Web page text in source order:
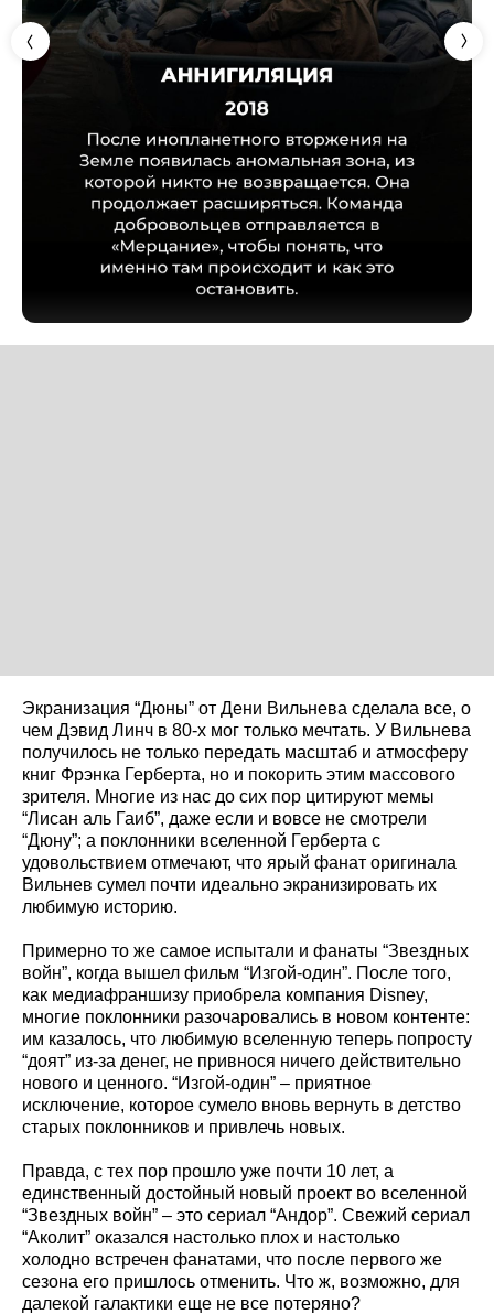
Экранизация “Дюны” от Дени Вильнева сделала все, о
чем Дэвид Линч в 80-х мог только мечтать. У Вильнева
получилось не только передать масштаб и атмосферу
книг Фрэнка Герберта, но и покорить этим массового
зрителя. Многие из нас до сих пор цитируют мемы
“Лисан аль Гаиб”, даже если и вовсе не смотрели
“Дюну”; а поклонники вселенной Герберта с
удовольствием отмечают, что ярый фанат оригинала
Вильнев сумел почти идеально экранизировать их
любимую историю.
Примерно то же самое испытали и фанаты “Звездных
войн”, когда вышел фильм “Изгой-один”. После того,
как медиафраншизу приобрела компания Disney,
многие поклонники разочаровались в новом контенте:
им казалось, что любимую вселенную теперь попросту
“доят” из-за денег, не привнося ничего действительно
нового и ценного. “Изгой-один” – приятное
исключение, которое сумело вновь вернуть в детство
старых поклонников и привлечь новых.
Правда, с тех пор прошло уже почти 10 лет, а
единственный достойный новый проект во вселенной
“Звездных войн” – это сериал “Андор”. Свежий сериал
“Аколит” оказался настолько плох и настолько
холодно встречен фанатами, что после первого же
сезона его пришлось отменить. Что ж, возможно, для
далекой галактики еще не все потеряно?